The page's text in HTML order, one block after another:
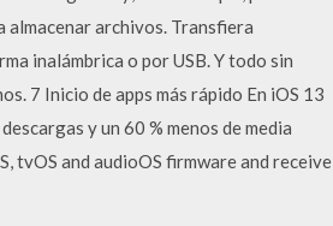
almacenar archivos. Transfiera
inalámbrica o por USB. Y todo sin
7 Inicio de apps más rápido En iOS 13
y un 60 % menos de media
tvOS and audioOS firmware and receive